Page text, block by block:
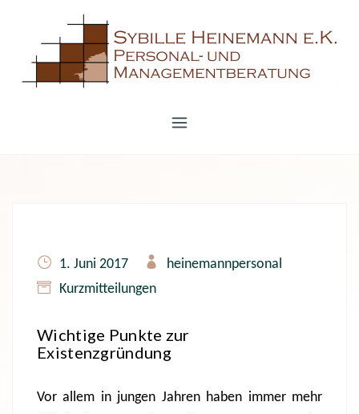
1. Juni 2017
heinemannpersonal
Kurzmitteilungen
Wichtige Punkte zur
Existenzgründung
Vor allem in jungen Jahren haben immer mehr